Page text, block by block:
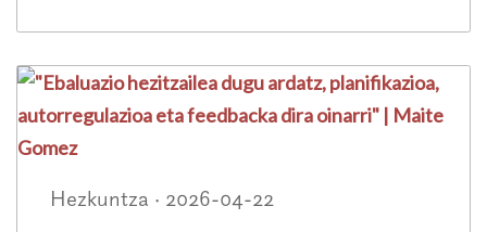
Hezkuntza · 2026-04-22